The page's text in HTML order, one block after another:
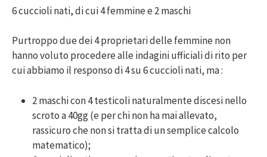
6 cuccioli nati, di cui 4 femmine e 2 maschi
Purtroppo due dei 4 proprietari delle femmine non
hanno voluto procedere alle indagini ufficiali di rito per
cui abbiamo il responso di 4 su 6 cuccioli nati, ma :
2 maschi con 4 testicoli naturalmente discesi nello
scroto a 40gg (e per chi non ha mai allevato,
rassicuro che non si tratta di un semplice calcolo
matematico);